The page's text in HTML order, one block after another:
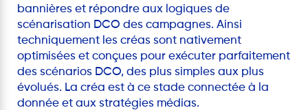
bannières et répondre aux logiques de
scénarisation DCO des campagnes. Ainsi
techniquement les créas sont nativement
optimisées et conçues pour exécuter parfaitement
des scénarios DCO, des plus simples aux plus
évolués. La créa est à ce stade connectée à la
donnée et aux stratégies médias.